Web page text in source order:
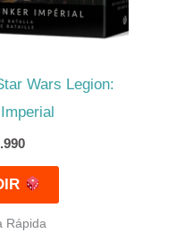
Wars Legion:
Rápida